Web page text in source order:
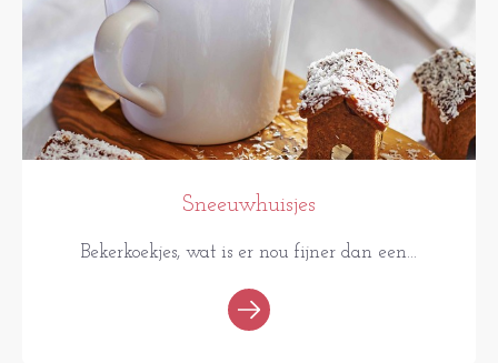
Sneeuwhuisjes
Bekerkoekjes, wat is er nou fijner dan een...